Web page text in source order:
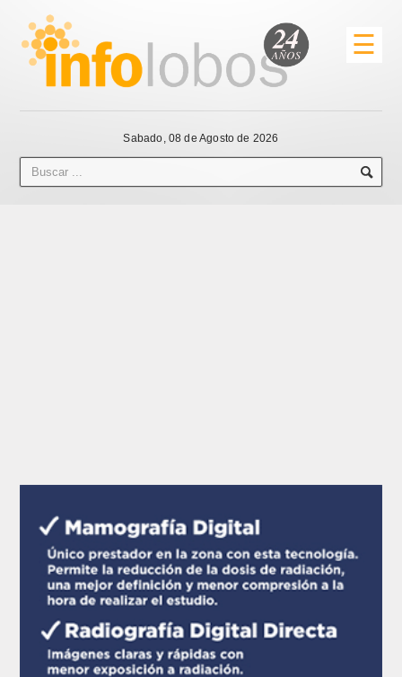
☰
Sabado, 08 de Agosto de 2026